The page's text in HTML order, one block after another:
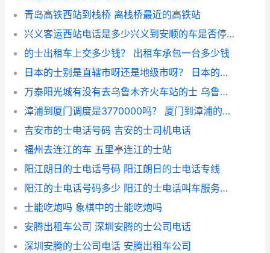
青岛高铁西站到栈桥 离栈桥最近的高铁站
兴义客运西站电话是多少兴义到安顺的车是否停运？ 兴义到安顺火车时刻表
的士出租车上交多少钱？ 出租车承包一台多少钱
日本的士别是直辖市呀还是地级市呀？ 日本的出租车能投资吗
万泰阳光城有没有去乌鲁木齐火车站的士 乌鲁木齐万泰阳光城
漳浦到厦门调度是3770000吗？ 厦门到漳浦的士电话
吉安市的士电话号码 吉安的士司机电话
福州去连江的车 五里亭连江的士站
阳江朗日的士电话号码 阳江朗日的士电话专线
阳江的士电话号码多少 阳江的士电话叫车服务热线
士能吃炮吗 象棋中的士能吃炮吗
安腾出租车公司 深圳安腾的士公司电话
深圳安腾的士公司电话 安腾出租车公司